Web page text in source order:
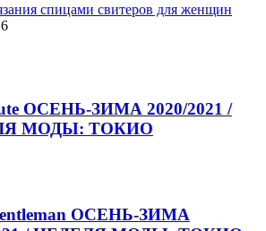
спицами свитеров для женщин
ОСЕНЬ-ЗИМА 2020/2021 /
МОДЫ: ТОКИО
ОСЕНЬ-ЗИМА